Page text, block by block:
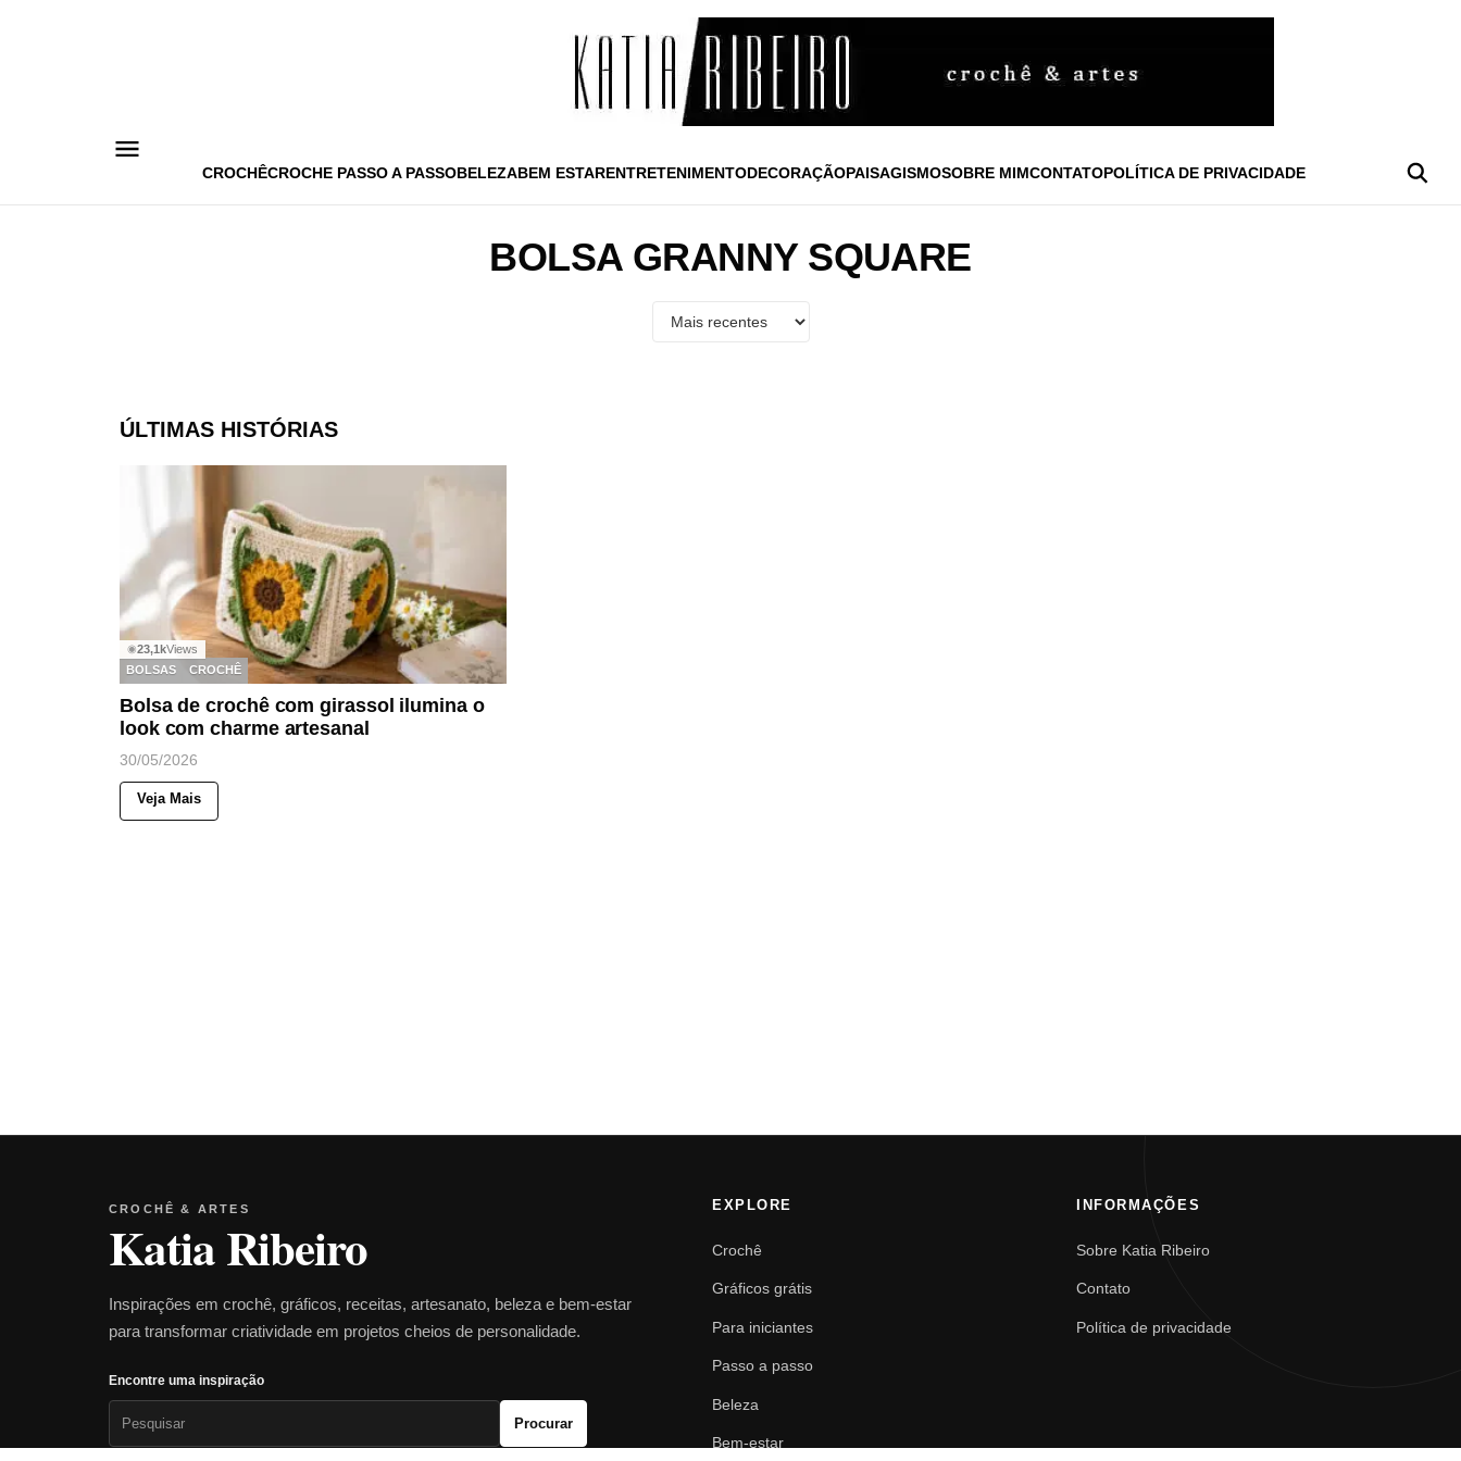
CROCHÊCROCHE PASSO A PASSOBELEZABEM ESTARENTRETENIMENTODECORAÇÃOPAISAGISMOSOBRE MIMCONTATOPOLÍTICA DE PRIVACIDADE
BOLSA GRANNY SQUARE
ÚLTIMAS HISTÓRIAS
◉23,1kViews
BOLSAS
CROCHÊ
Bolsa de crochê com girassol ilumina o
look com charme artesanal
30/05/2026
Veja Mais
CROCHÊ & ARTES
Katia Ribeiro
Inspirações em crochê, gráficos, receitas, artesanato, beleza e bem-estar
para transformar criatividade em projetos cheios de personalidade.
Encontre uma inspiração
Procurar
EXPLORE
Crochê
Gráficos grátis
Para iniciantes
Passo a passo
Beleza
Bem-estar
INFORMAÇÕES
Sobre Katia Ribeiro
Contato
Política de privacidade